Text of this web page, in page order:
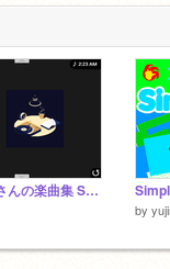
しゃろうさんの楽曲集 Sharou's Music collection
by